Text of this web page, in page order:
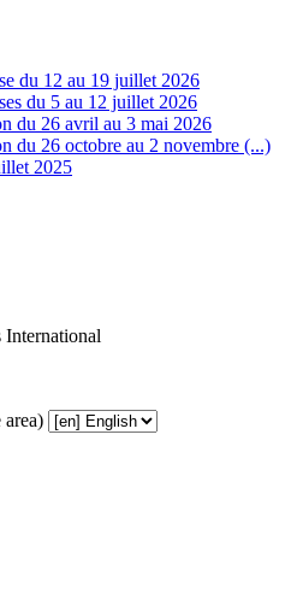
du 12 au 19 juillet 2026
du 5 au 12 juillet 2026
du 26 avril au 3 mai 2026
du 26 octobre au 2 novembre (...)
2025
area)